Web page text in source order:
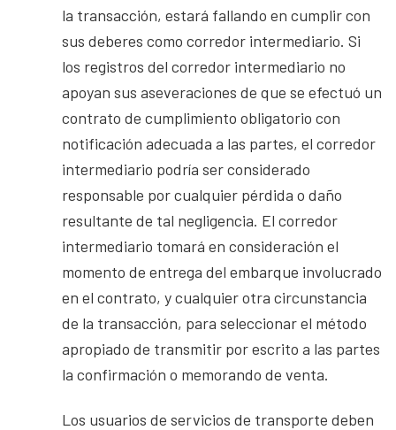
la transacción, estará fallando en cumplir con
sus deberes como corredor intermediario. Si
los registros del corredor intermediario no
apoyan sus aseveraciones de que se efectuó un
contrato de cumplimiento obligatorio con
notificación adecuada a las partes, el corredor
intermediario podría ser considerado
responsable por cualquier pérdida o daño
resultante de tal negligencia. El corredor
intermediario tomará en consideración el
momento de entrega del embarque involucrado
en el contrato, y cualquier otra circunstancia
de la transacción, para seleccionar el método
apropiado de transmitir por escrito a las partes
la confirmación o memorando de venta.
Los usuarios de servicios de transporte deben